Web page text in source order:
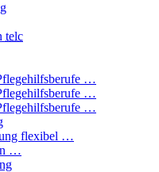
telc
…
…
…
flexibel …
…